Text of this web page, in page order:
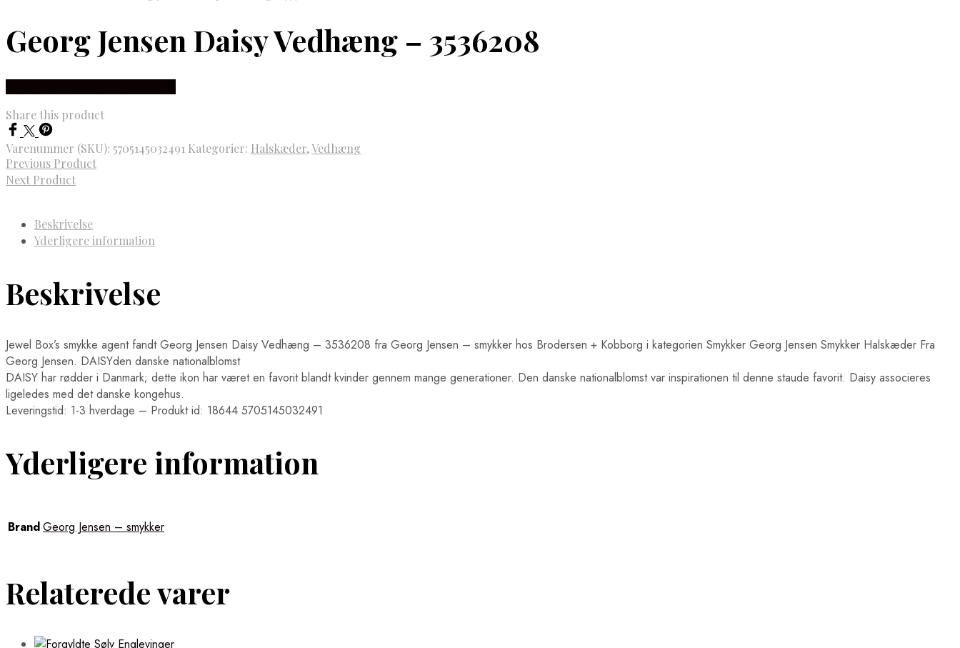
Georg Jensen Daisy Vedhæng – 3536208
Share this product
Varenummer (SKU): 5705145032491 Kategorier: Halskæder,Vedhæng
Previous Product
Next Product
Beskrivelse
Yderligere information
Beskrivelse
Jewel Box’s smykke agent fandt Georg Jensen Daisy Vedhæng – 3536208 fra Georg Jensen – smykker hos Brodersen + Kobborg i kategorien Smykker Georg Jensen Smykker Halskæder Fra
Georg Jensen. DAISYden danske nationalblomst
DAISY har rødder i Danmark; dette ikon har været en favorit blandt kvinder gennem mange generationer. Den danske nationalblomst var inspirationen til denne staude favorit. Daisy associeres
ligeledes med det danske kongehus.
Leveringstid: 1-3 hverdage – Produkt id: 18644 5705145032491
Yderligere information
BrandGeorg Jensen – smykker
Relaterede varer